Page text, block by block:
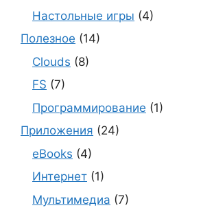
Настольные игры (4)
Полезное (14)
Clouds (8)
FS (7)
Программирование (1)
Приложения (24)
eBooks (4)
Интернет (1)
Мультимедиа (7)